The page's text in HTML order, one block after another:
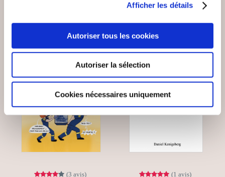
Afficher les détails
Autoriser tous les cookies
Autoriser la sélection
Cookies nécessaires uniquement
(3 avis) (1 avis)